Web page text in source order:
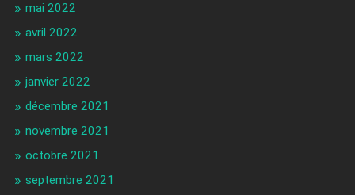
mai 2022
avril 2022
mars 2022
janvier 2022
décembre 2021
novembre 2021
octobre 2021
septembre 2021